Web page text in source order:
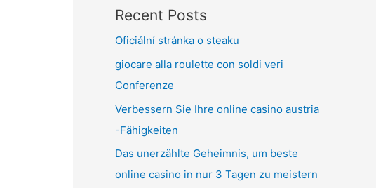
Recent Posts
Oficiální stránka o steaku
giocare alla roulette con soldi veri
Conferenze
Verbessern Sie Ihre online casino austria
-Fähigkeiten
Das unerzählte Geheimnis, um beste
online casino in nur 3 Tagen zu meistern